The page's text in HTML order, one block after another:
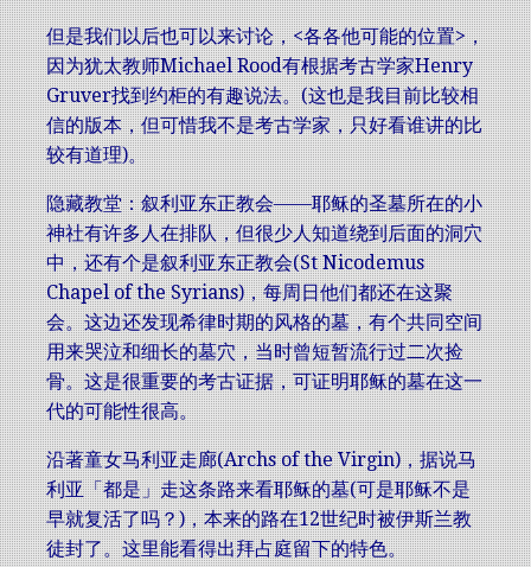
但是我们以后也可以来讨论，<各各他可能的位置>，
因为犹太教师Michael Rood有根据考古学家Henry
Gruver找到约柜的有趣说法。(这也是我目前比较相
信的版本，但可惜我不是考古学家，只好看谁讲的比
较有道理)。
隐藏教堂：叙利亚东正教会——耶稣的圣墓所在的小
神社有许多人在排队，但很少人知道绕到后面的洞穴
中，还有个是叙利亚东正教会(St Nicodemus
Chapel of the Syrians)，每周日他们都还在这聚
会。这边还发现希律时期的风格的墓，有个共同空间
用来哭泣和细长的墓穴，当时曾短暂流行过二次捡
骨。这是很重要的考古证据，可证明耶稣的墓在这一
代的可能性很高。
沿著童女马利亚走廊(Archs of the Virgin)，据说马
利亚「都是」走这条路来看耶稣的墓(可是耶稣不是
早就复活了吗？)，本来的路在12世纪时被伊斯兰教
徒封了。这里能看得出拜占庭留下的特色。